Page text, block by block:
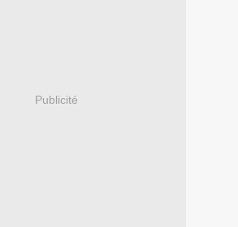
Publicité